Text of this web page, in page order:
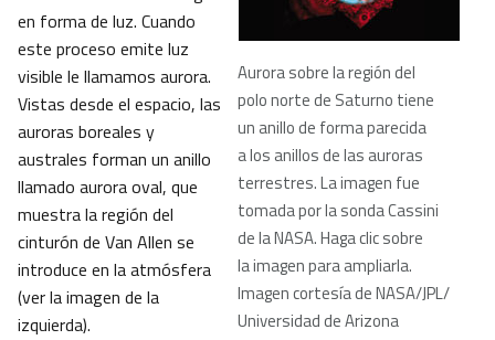
Aurora sobre la región del
polo norte de Saturno tiene
un anillo de forma parecida
a los anillos de las auroras
terrestres. La imagen fue
tomada por la sonda Cassini
de la NASA. Haga clic sobre
la imagen para ampliarla.
Imagen cortesía de NASA/JPL/
Universidad de Arizona
en forma de luz. Cuando
este proceso emite luz
visible le llamamos aurora.
Vistas desde el espacio, las
auroras boreales y
australes forman un anillo
llamado aurora oval, que
muestra la región del
cinturón de Van Allen se
introduce en la atmósfera
(ver la imagen de la
izquierda).